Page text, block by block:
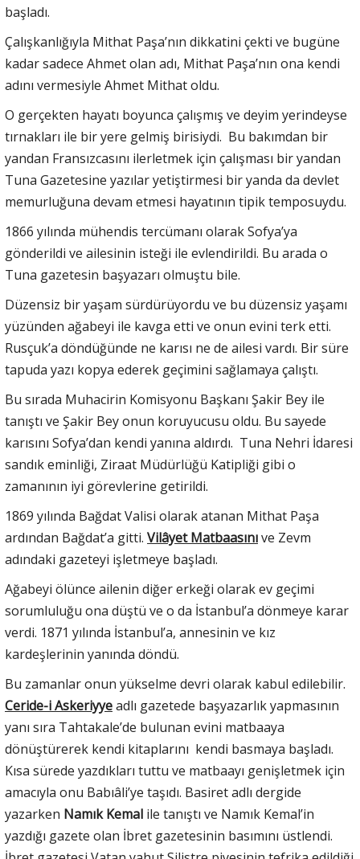
başladı.
Çalışkanlığıyla Mithat Paşa’nın dikkatini çekti ve bugüne
kadar sadece Ahmet olan adı, Mithat Paşa’nın ona kendi
adını vermesiyle Ahmet Mithat oldu.
O gerçekten hayatı boyunca çalışmış ve deyim yerindeyse
tırnakları ile bir yere gelmiş birisiydi. Bu bakımdan bir
yandan Fransızcasını ilerletmek için çalışması bir yandan
Tuna Gazetesine yazılar yetiştirmesi bir yanda da devlet
memurluğuna devam etmesi hayatının tipik temposuydu.
1866 yılında mühendis tercümanı olarak Sofya’ya
gönderildi ve ailesinin isteği ile evlendirildi. Bu arada o
Tuna gazetesin başyazarı olmuştu bile.
Düzensiz bir yaşam sürdürüyordu ve bu düzensiz yaşamı
yüzünden ağabeyi ile kavga etti ve onun evini terk etti.
Rusçuk’a döndüğünde ne karısı ne de ailesi vardı. Bir süre
tapuda yazı kopya ederek geçimini sağlamaya çalıştı.
Bu sırada Muhacirin Komisyonu Başkanı Şakir Bey ile
tanıştı ve Şakir Bey onun koruyucusu oldu. Bu sayede
karısını Sofya’dan kendi yanına aldırdı. Tuna Nehri İdaresi
sandık eminliği, Ziraat Müdürlüğü Katipliği gibi o
zamanının iyi görevlerine getirildi.
1869 yılında Bağdat Valisi olarak atanan Mithat Paşa
ardından Bağdat’a gitti. Vilâyet Matbaasınıve Zevm
adındaki gazeteyi işletmeye başladı.
Ağabeyi ölünce ailenin diğer erkeği olarak ev geçimi
sorumluluğu ona düştü ve o da İstanbul’a dönmeye karar
verdi. 1871 yılında İstanbul’a, annesinin ve kız
kardeşlerinin yanında döndü.
Bu zamanlar onun yükselme devri olarak kabul edilebilir.
Ceride-i Askeriyyeadlı gazetede başyazarlık yapmasının
yanı sıra Tahtakale’de bulunan evini matbaaya
dönüştürerek kendi kitaplarını kendi basmaya başladı.
Kısa sürede yazdıkları tuttu ve matbaayı genişletmek için
amacıyla onu Babıâli’ye taşıdı. Basiret adlı dergide
yazarken Namık Kemal ile tanıştı ve Namık Kemal’in
yazdığı gazete olan İbret gazetesinin basımını üstlendi.